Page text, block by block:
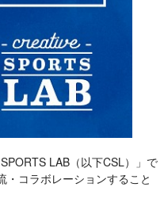
LAB（以下CSL）」で
コラボレーションすること